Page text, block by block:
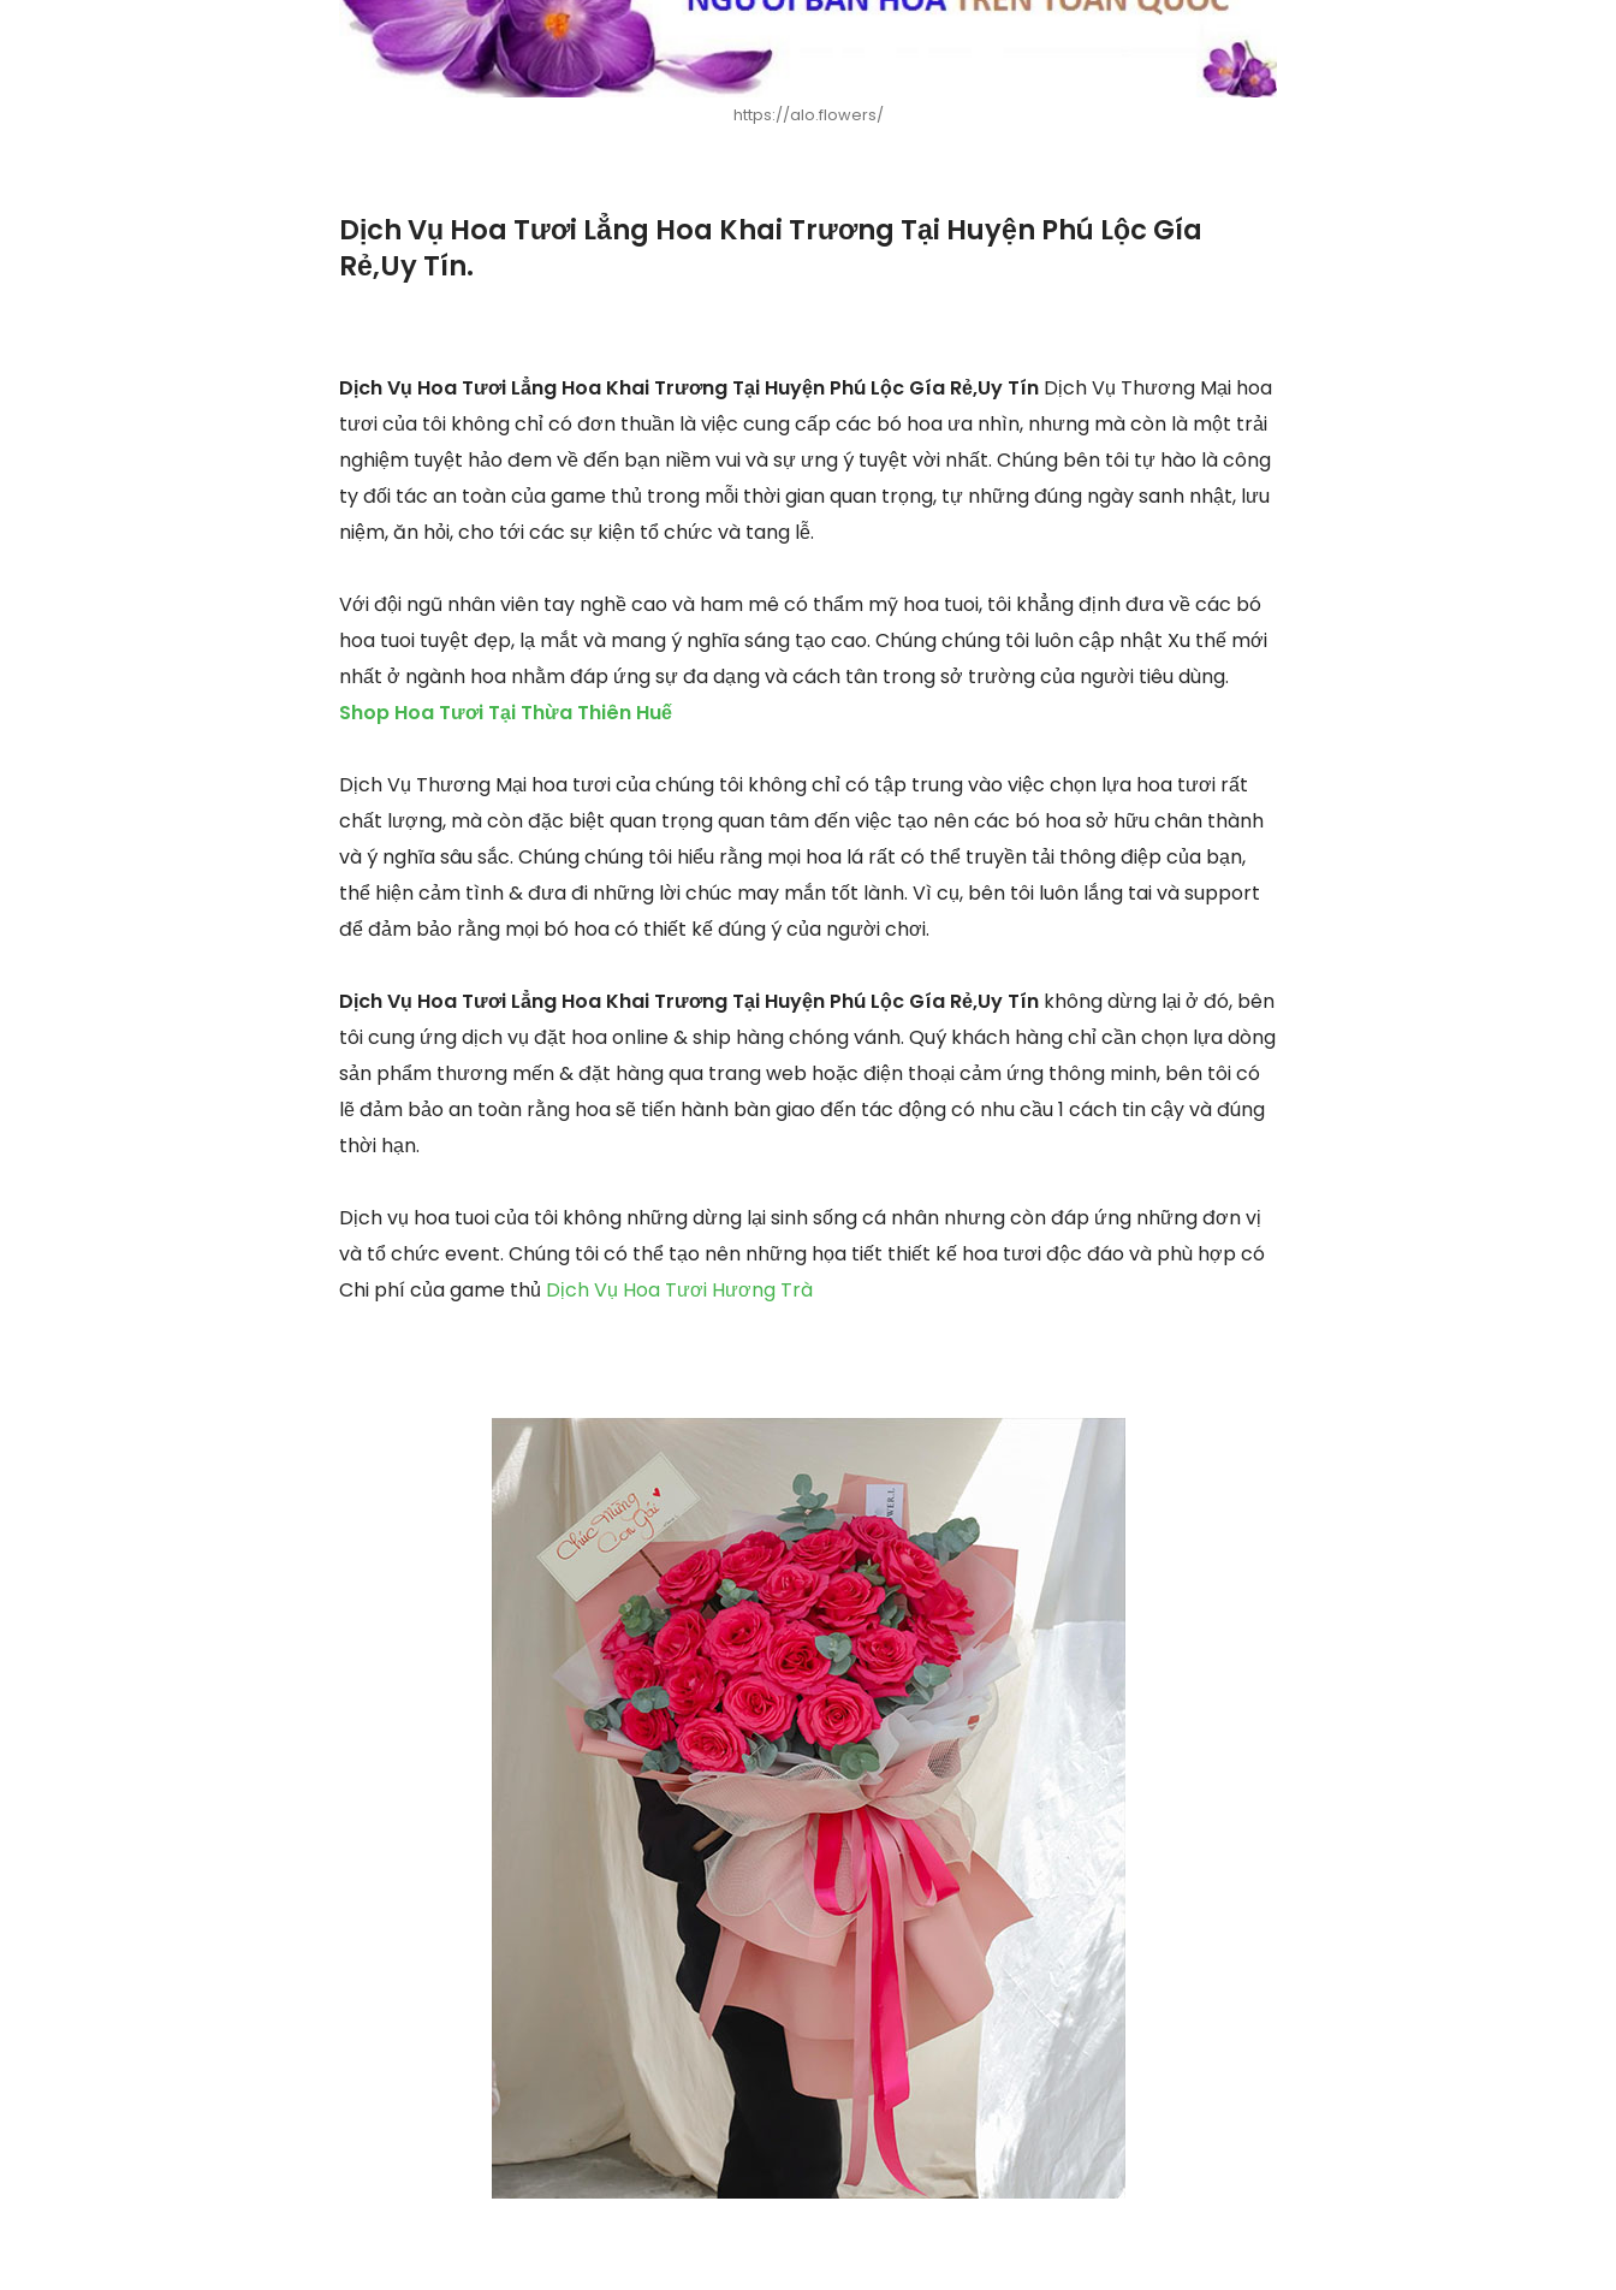
https://alo.flowers/
Dịch Vụ Hoa Tươi Lẳng Hoa Khai Trương Tại Huyện Phú Lộc Gía
Rẻ,Uy Tín.
Dịch Vụ Hoa Tươi Lẳng Hoa Khai Trương Tại Huyện Phú Lộc Gía Rẻ,Uy Tín Dịch Vụ Thương Mại hoa
tươi của tôi không chỉ có đơn thuần là việc cung cấp các bó hoa ưa nhìn, nhưng mà còn là một trải
nghiệm tuyệt hảo đem về đến bạn niềm vui và sự ưng ý tuyệt vời nhất. Chúng bên tôi tự hào là công
ty đối tác an toàn của game thủ trong mỗi thời gian quan trọng, tự những đúng ngày sanh nhật, lưu
niệm, ăn hỏi, cho tới các sự kiện tổ chức và tang lễ.
Với đội ngũ nhân viên tay nghề cao và ham mê có thẩm mỹ hoa tuoi, tôi khẳng định đưa về các bó
hoa tuoi tuyệt đẹp, lạ mắt và mang ý nghĩa sáng tạo cao. Chúng chúng tôi luôn cập nhật Xu thế mới
nhất ở ngành hoa nhằm đáp ứng sự đa dạng và cách tân trong sở trường của người tiêu dùng.
Shop Hoa Tươi Tại Thừa Thiên Huế
Dịch Vụ Thương Mại hoa tươi của chúng tôi không chỉ có tập trung vào việc chọn lựa hoa tươi rất
chất lượng, mà còn đặc biệt quan trọng quan tâm đến việc tạo nên các bó hoa sở hữu chân thành
và ý nghĩa sâu sắc. Chúng chúng tôi hiểu rằng mọi hoa lá rất có thể truyền tải thông điệp của bạn,
thể hiện cảm tình & đưa đi những lời chúc may mắn tốt lành. Vì cụ, bên tôi luôn lắng tai và support
để đảm bảo rằng mọi bó hoa có thiết kế đúng ý của người chơi.
Dịch Vụ Hoa Tươi Lẳng Hoa Khai Trương Tại Huyện Phú Lộc Gía Rẻ,Uy Tín không dừng lại ở đó, bên
tôi cung ứng dịch vụ đặt hoa online & ship hàng chóng vánh. Quý khách hàng chỉ cần chọn lựa dòng
sản phẩm thương mến & đặt hàng qua trang web hoặc điện thoại cảm ứng thông minh, bên tôi có
lẽ đảm bảo an toàn rằng hoa sẽ tiến hành bàn giao đến tác động có nhu cầu 1 cách tin cậy và đúng
thời hạn.
Dịch vụ hoa tuoi của tôi không những dừng lại sinh sống cá nhân nhưng còn đáp ứng những đơn vị
và tổ chức event. Chúng tôi có thể tạo nên những họa tiết thiết kế hoa tươi độc đáo và phù hợp có
Chi phí của game thủ Dịch Vụ Hoa Tươi Hương Trà